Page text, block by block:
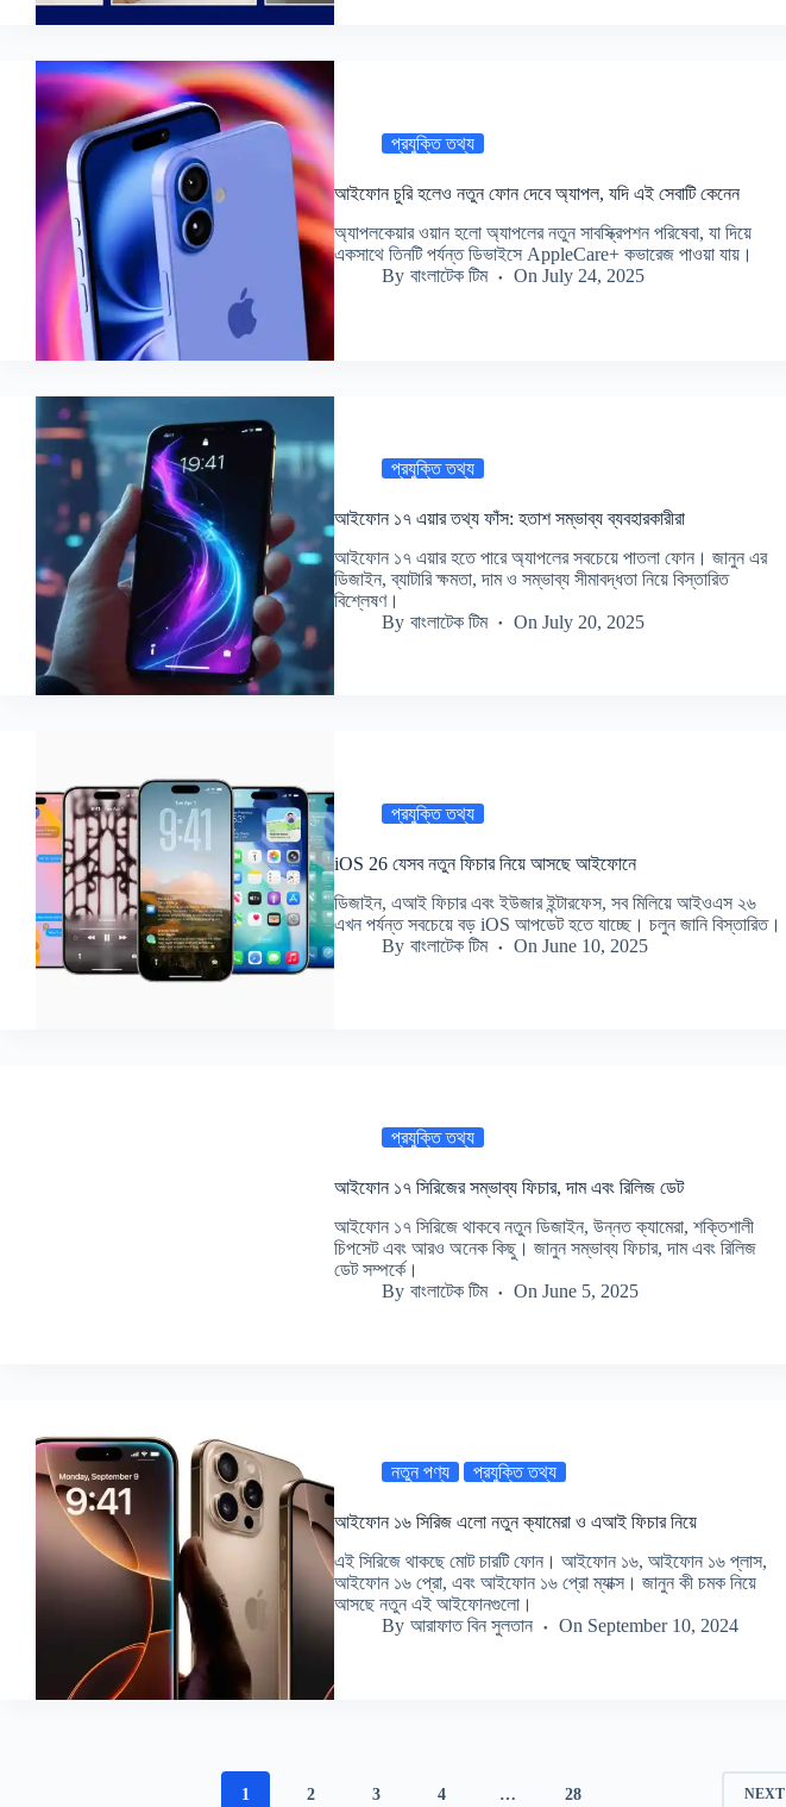
প্রযুক্তি তথ্য
আইফোন চুরি হলেও নতুন ফোন দেবে অ্যাপল, যদি এই সেবাটি কেনেন
অ্যাপলকেয়ার ওয়ান হলো অ্যাপলের নতুন সাবস্ক্রিপশন পরিষেবা, যা দিয়ে
একসাথে তিনটি পর্যন্ত ডিভাইসে AppleCare+ কভারেজ পাওয়া যায়।
By বাংলাটেক টিম On July 24, 2025
প্রযুক্তি তথ্য
আইফোন ১৭ এয়ার তথ্য ফাঁস: হতাশ সম্ভাব্য ব্যবহারকারীরা
আইফোন ১৭ এয়ার হতে পারে অ্যাপলের সবচেয়ে পাতলা ফোন। জানুন এর
ডিজাইন, ব্যাটারি ক্ষমতা, দাম ও সম্ভাব্য সীমাবদ্ধতা নিয়ে বিস্তারিত
বিশ্লেষণ।
By বাংলাটেক টিম On July 20, 2025
প্রযুক্তি তথ্য
iOS 26 যেসব নতুন ফিচার নিয়ে আসছে আইফোনে
ডিজাইন, এআই ফিচার এবং ইউজার ইন্টারফেস, সব মিলিয়ে আইওএস ২৬
এখন পর্যন্ত সবচেয়ে বড় iOS আপডেট হতে যাচ্ছে। চলুন জানি বিস্তারিত।
By বাংলাটেক টিম On June 10, 2025
প্রযুক্তি তথ্য
আইফোন ১৭ সিরিজের সম্ভাব্য ফিচার, দাম এবং রিলিজ ডেট
আইফোন ১৭ সিরিজে থাকবে নতুন ডিজাইন, উন্নত ক্যামেরা, শক্তিশালী
চিপসেট এবং আরও অনেক কিছু। জানুন সম্ভাব্য ফিচার, দাম এবং রিলিজ
ডেট সম্পর্কে।
By বাংলাটেক টিম On June 5, 2025
নতুন পণ্য প্রযুক্তি তথ্য
আইফোন ১৬ সিরিজ এলো নতুন ক্যামেরা ও এআই ফিচার নিয়ে
এই সিরিজে থাকছে মোট চারটি ফোন। আইফোন ১৬, আইফোন ১৬ প্লাস,
আইফোন ১৬ প্রো, এবং আইফোন ১৬ প্রো ম্যাক্স। জানুন কী চমক নিয়ে
আসছে নতুন এই আইফোনগুলো।
By আরাফাত বিন সুলতান On September 10, 2024
1 2 3 4 … 28 NEXT